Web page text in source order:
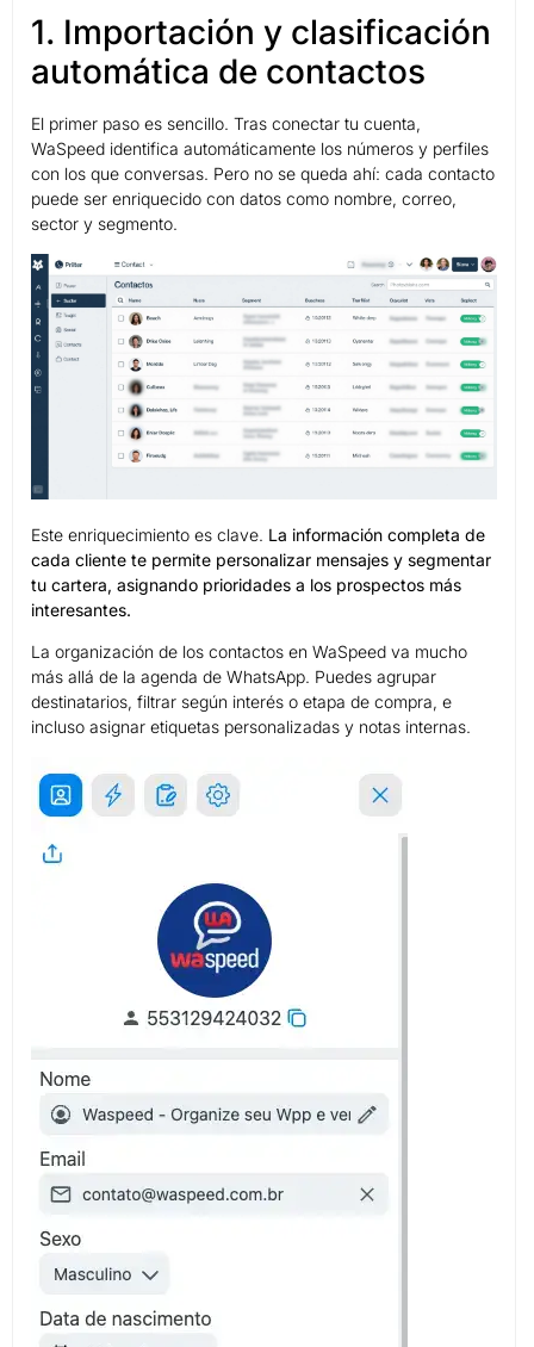
1. Importación y clasificación
automática de contactos
El primer paso es sencillo. Tras conectar tu cuenta,
WaSpeed identifica automáticamente los números y perfiles
con los que conversas. Pero no se queda ahí: cada contacto
puede ser enriquecido con datos como nombre, correo,
sector y segmento.
Este enriquecimiento es clave. La información completa de
cada cliente te permite personalizar mensajes y segmentar
tu cartera, asignando prioridades a los prospectos más
interesantes.
La organización de los contactos en WaSpeed va mucho
más allá de la agenda de WhatsApp. Puedes agrupar
destinatarios, filtrar según interés o etapa de compra, e
incluso asignar etiquetas personalizadas y notas internas.